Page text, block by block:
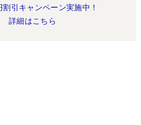
引キャンペーン実施中！
詳細はこちら